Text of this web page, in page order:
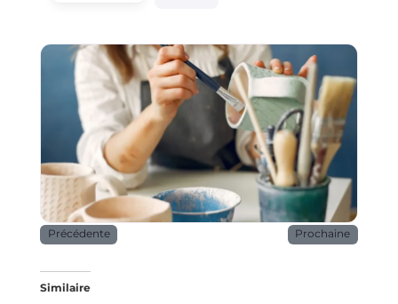
Précédente Prochaine
Similaire